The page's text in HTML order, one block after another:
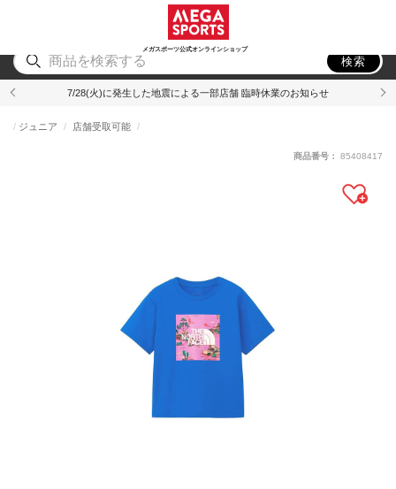
メガスポーツ公式オンラインショップ
アウトドア
検索
7/28(火)に発生した地震による一部店舗 臨時休業のお知らせ
ジュニア 店舗受取可能
商品番号： 85408417